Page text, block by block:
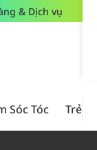
& Dịch vụ
Sóc Tóc Trẻ Em